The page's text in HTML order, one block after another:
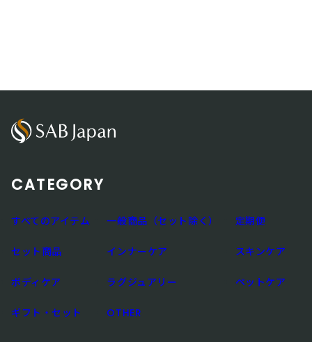
CATEGORY
すべてのアイテム 一般商品（セット除く） 定期便
セット商品 インナーケア スキンケア
ボディケア ラグジュアリー ペットケア
ギフト・セット OTHER